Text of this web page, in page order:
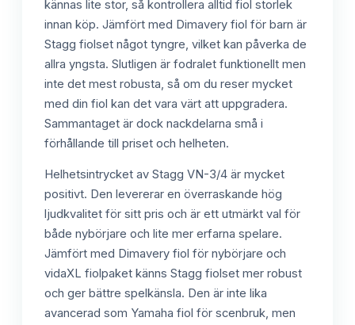
kännas lite stor, så kontrollera alltid fiol storlek
innan köp. Jämfört med Dimavery fiol för barn är
Stagg fiolset något tyngre, vilket kan påverka de
allra yngsta. Slutligen är fodralet funktionellt men
inte det mest robusta, så om du reser mycket
med din fiol kan det vara värt att uppgradera.
Sammantaget är dock nackdelarna små i
förhållande till priset och helheten.
Helhetsintrycket av Stagg VN-3/4 är mycket
positivt. Den levererar en överraskande hög
ljudkvalitet för sitt pris och är ett utmärkt val för
både nybörjare och lite mer erfarna spelare.
Jämfört med Dimavery fiol för nybörjare och
vidaXL fiolpaket känns Stagg fiolset mer robust
och ger bättre spelkänsla. Den är inte lika
avancerad som Yamaha fiol för scenbruk, men